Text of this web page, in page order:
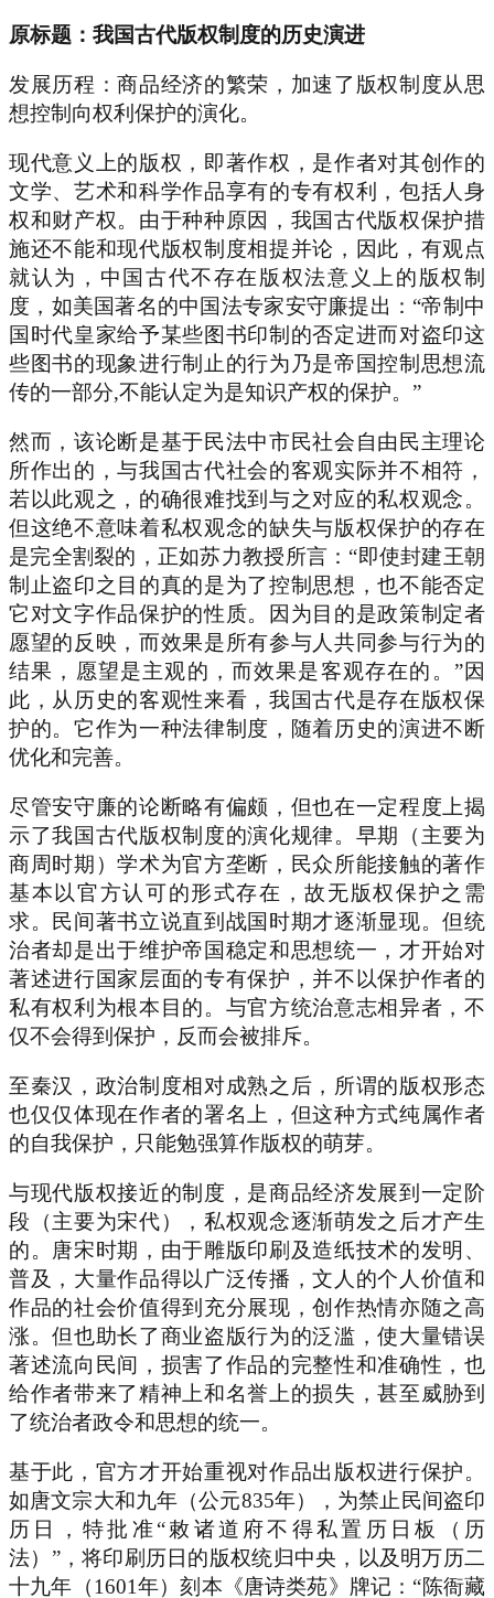
原标题：我国古代版权制度的历史演进
发展历程：商品经济的繁荣，加速了版权制度从思
想控制向权利保护的演化。
现代意义上的版权，即著作权，是作者对其创作的
文学、艺术和科学作品享有的专有权利，包括人身
权和财产权。由于种种原因，我国古代版权保护措
施还不能和现代版权制度相提并论，因此，有观点
就认为，中国古代不存在版权法意义上的版权制
度，如美国著名的中国法专家安守廉提出：“帝制中
国时代皇家给予某些图书印制的否定进而对盗印这
些图书的现象进行制止的行为乃是帝国控制思想流
传的一部分,不能认定为是知识产权的保护。”
然而，该论断是基于民法中市民社会自由民主理论
所作出的，与我国古代社会的客观实际并不相符，
若以此观之，的确很难找到与之对应的私权观念。
但这绝不意味着私权观念的缺失与版权保护的存在
是完全割裂的，正如苏力教授所言：“即使封建王朝
制止盗印之目的真的是为了控制思想，也不能否定
它对文字作品保护的性质。因为目的是政策制定者
愿望的反映，而效果是所有参与人共同参与行为的
结果，愿望是主观的，而效果是客观存在的。”因
此，从历史的客观性来看，我国古代是存在版权保
护的。它作为一种法律制度，随着历史的演进不断
优化和完善。
尽管安守廉的论断略有偏颇，但也在一定程度上揭
示了我国古代版权制度的演化规律。早期（主要为
商周时期）学术为官方垄断，民众所能接触的著作
基本以官方认可的形式存在，故无版权保护之需
求。民间著书立说直到战国时期才逐渐显现。但统
治者却是出于维护帝国稳定和思想统一，才开始对
著述进行国家层面的专有保护，并不以保护作者的
私有权利为根本目的。与官方统治意志相异者，不
仅不会得到保护，反而会被排斥。
至秦汉，政治制度相对成熟之后，所谓的版权形态
也仅仅体现在作者的署名上，但这种方式纯属作者
的自我保护，只能勉强算作版权的萌芽。
与现代版权接近的制度，是商品经济发展到一定阶
段（主要为宋代），私权观念逐渐萌发之后才产生
的。唐宋时期，由于雕版印刷及造纸技术的发明、
普及，大量作品得以广泛传播，文人的个人价值和
作品的社会价值得到充分展现，创作热情亦随之高
涨。但也助长了商业盗版行为的泛滥，使大量错误
著述流向民间，损害了作品的完整性和准确性，也
给作者带来了精神上和名誉上的损失，甚至威胁到
了统治者政令和思想的统一。
基于此，官方才开始重视对作品出版权进行保护。
如唐文宗大和九年（公元835年），为禁止民间盗印
历日，特批准“敕诸道府不得私置历日板（历
法）”，将印刷历日的版权统归中央，以及明万历二
十九年（1601年）刻本《唐诗类苑》牌记：“陈衙藏